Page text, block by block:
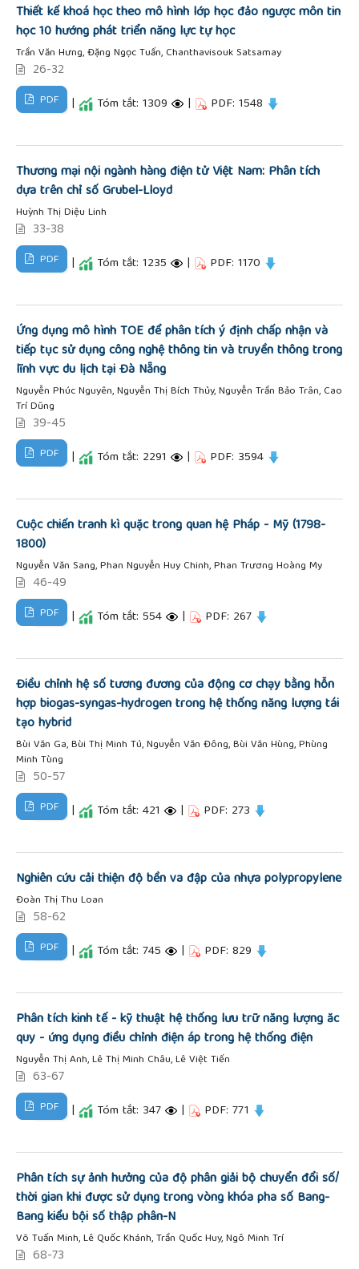
Thiết kế khoá học theo mô hình lớp học đảo ngược môn tin
học 10 hướng phát triển năng lực tự học
Trần Văn Hưng, Đặng Ngọc Tuấn, Chanthavisouk Satsamay
26-32
PDF | Tóm tắt: 1309 | PDF: 1548
Thương mại nội ngành hàng điện tử Việt Nam: Phân tích
dựa trên chỉ số Grubel-Lloyd
Huỳnh Thị Diệu Linh
33-38
PDF | Tóm tắt: 1235 | PDF: 1170
Ứng dụng mô hình TOE để phân tích ý định chấp nhận và
tiếp tục sử dụng công nghệ thông tin và truyền thông trong
lĩnh vực du lịch tại Đà Nẵng
Nguyễn Phúc Nguyên, Nguyễn Thị Bích Thủy, Nguyễn Trần Bảo Trân, Cao
Trí Dũng
39-45
PDF | Tóm tắt: 2291 | PDF: 3594
Cuộc chiến tranh kì quặc trong quan hệ Pháp - Mỹ (1798-
1800)
Nguyễn Văn Sang, Phan Nguyễn Huy Chinh, Phan Trương Hoàng My
46-49
PDF | Tóm tắt: 554 | PDF: 267
Điều chỉnh hệ số tương đương của động cơ chạy bằng hỗn
hợp biogas-syngas-hydrogen trong hệ thống năng lượng tái
tạo hybrid
Bùi Văn Ga, Bùi Thị Minh Tú, Nguyễn Văn Đông, Bùi Văn Hùng, Phùng
Minh Tùng
50-57
PDF | Tóm tắt: 421 | PDF: 273
Nghiên cứu cải thiện độ bền va đập của nhựa polypropylene
Đoàn Thị Thu Loan
58-62
PDF | Tóm tắt: 745 | PDF: 829
Phân tích kinh tế - kỹ thuật hệ thống lưu trữ năng lượng ăc
quy - ứng dụng điều chỉnh điện áp trong hệ thống điện
Nguyễn Thị Anh, Lê Thị Minh Châu, Lê Việt Tiến
63-67
PDF | Tóm tắt: 347 | PDF: 771
Phân tích sự ảnh hưởng của độ phân giải bộ chuyển đổi số/
thời gian khi được sử dụng trong vòng khóa pha số Bang-
Bang kiểu bội số thập phân-N
Võ Tuấn Minh, Lê Quốc Khánh, Trần Quốc Huy, Ngô Minh Trí
68-73